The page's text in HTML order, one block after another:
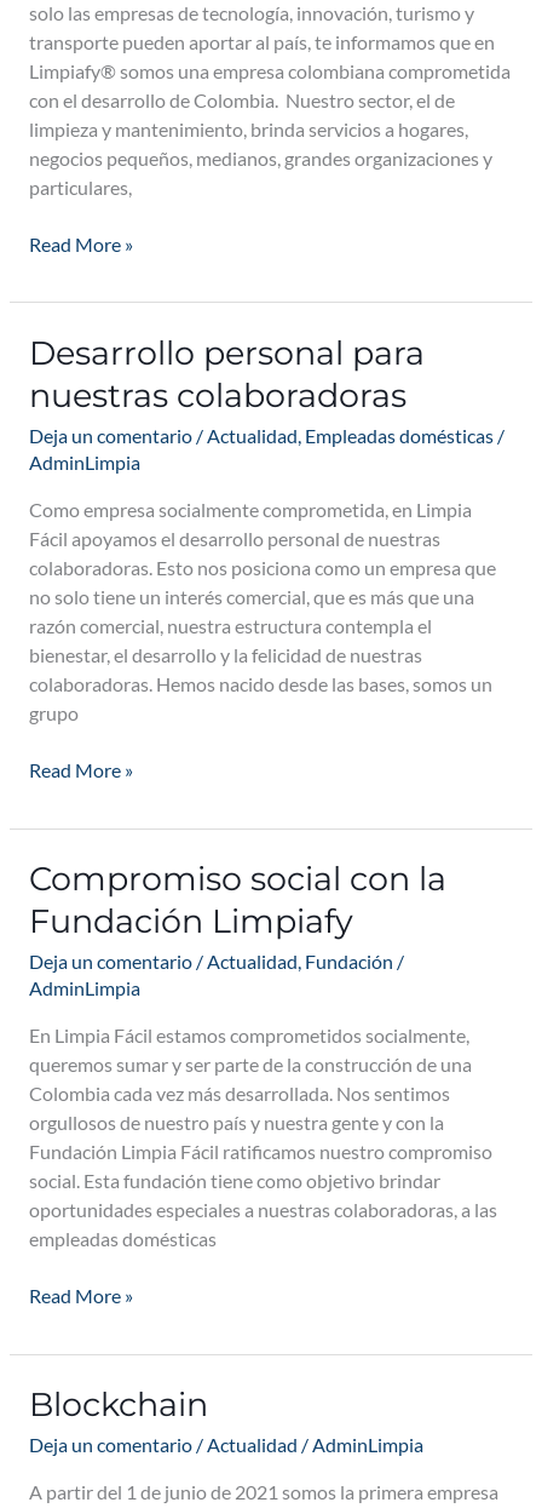
solo las empresas de tecnología, innovación, turismo y
transporte pueden aportar al país, te informamos que en
Limpiafy® somos una empresa colombiana comprometida
con el desarrollo de Colombia. Nuestro sector, el de
limpieza y mantenimiento, brinda servicios a hogares,
negocios pequeños, medianos, grandes organizaciones y
particulares,
Read More »
Desarrollo personal para
nuestras colaboradoras
Deja un comentario /Actualidad, Empleadas domésticas/
AdminLimpia
Como empresa socialmente comprometida, en Limpia
Fácil apoyamos el desarrollo personal de nuestras
colaboradoras. Esto nos posiciona como un empresa que
no solo tiene un interés comercial, que es más que una
razón comercial, nuestra estructura contempla el
bienestar, el desarrollo y la felicidad de nuestras
colaboradoras. Hemos nacido desde las bases, somos un
grupo
Desarrollo
para
nuestras
colaboradoras
Read More »
Compromiso social con la
Fundación Limpiafy
Deja un comentario /Actualidad, Fundación /
AdminLimpia
En Limpia Fácil estamos comprometidos socialmente,
queremos sumar y ser parte de la construcción de una
Colombia cada vez más desarrollada. Nos sentimos
orgullosos de nuestro país y nuestra gente y con la
Fundación Limpia Fácil ratificamos nuestro compromiso
social. Esta fundación tiene como objetivo brindar
oportunidades especiales a nuestras colaboradoras, a las
empleadas domésticas
Compromiso
con
la
Fundación
Read More »
Blockchain
Deja un comentario /Actualidad /AdminLimpia
A partir del 1 de junio de 2021 somos la primera empresa
Blockchain